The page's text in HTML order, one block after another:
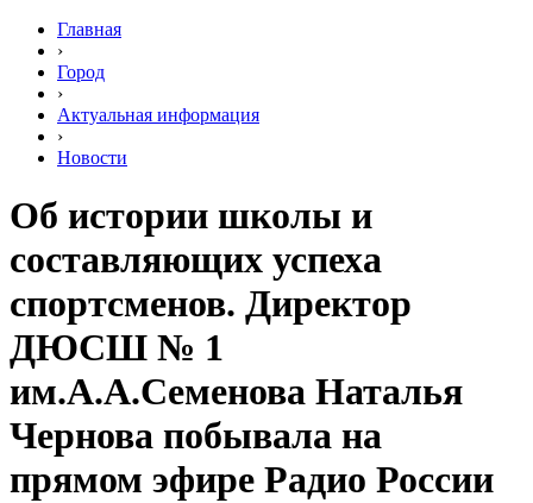
Главная
›
Город
›
Актуальная информация
›
Новости
Об истории школы и
составляющих успеха
спортсменов. Директор
ДЮСШ № 1
им.А.А.Семенова Наталья
Чернова побывала на
прямом эфире Радио России